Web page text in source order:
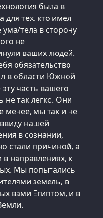
была в
для тех, кто имел
ума/тела в сторону
не
ваших людей.
обязательство
в области Южной
часть вашего
не так легко. Они
менее, мы так и не
нашей
в сознании,
стали причиной, а
направлениях, к
Мы попытались
земель, в
вами Египтом, и в